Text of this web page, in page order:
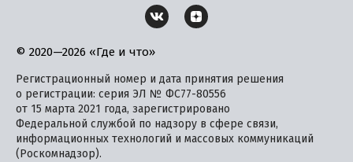
© 2020—2026 «Где и что»
Регистрационный номер и дата принятия решения
о регистрации: серия ЭЛ № ФС77-80556
от 15 марта 2021 года, зарегистрировано
Федеральной службой по надзору в сфере связи,
информационных технологий и массовых коммуникаций
(Роскомнадзор).